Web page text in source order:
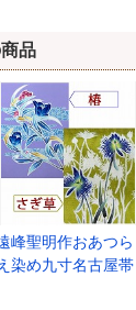
品
峰聖明作おあつら
染め九寸名古屋帯